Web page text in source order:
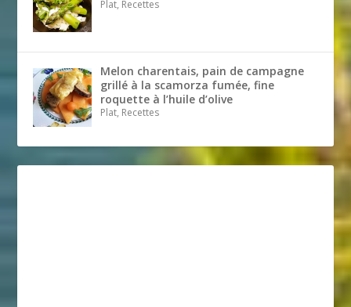
Plat, Recettes
Melon charentais, pain de campagne
grillé à la scamorza fumée, fine
roquette à l’huile d’olive
Plat, Recettes